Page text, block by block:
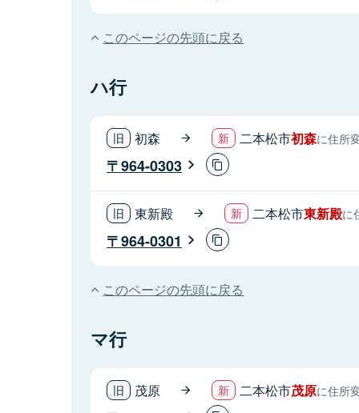
このページの先頭に戻る
ハ行
初森 二本松市初森に住所
964-0303
東新殿 二本松市東新殿に
964-0301
このページの先頭に戻る
マ行
茂原 二本松市茂原に住所